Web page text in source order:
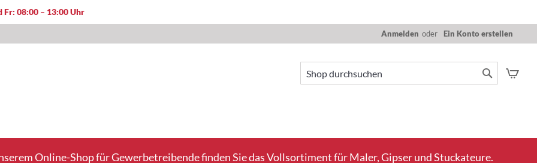
Fr: 08:00 – 13:00 Uhr
Anmelden Ein Konto erstellen
Suche
Online-Shop für Gewerbetreibende finden Sie das Vollsortiment für Maler, Gipser und Stuckateure.